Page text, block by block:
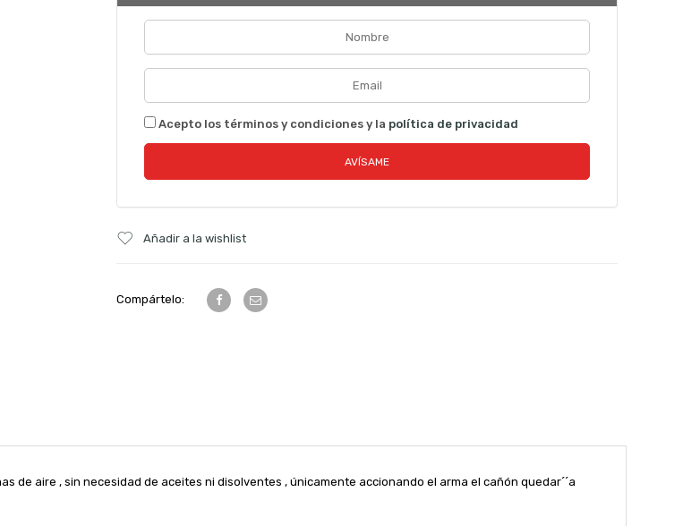
Acepto los términos y condiciones y la política de privacidad
Añadir a la wishlist
Compártelo:
de aire , sin necesidad de aceites ni disolventes , únicamente accionando el arma el cañón quedar´´a